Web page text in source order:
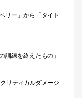
リー」から「タイト
訓練を終えたもの」
リティカルダメージ